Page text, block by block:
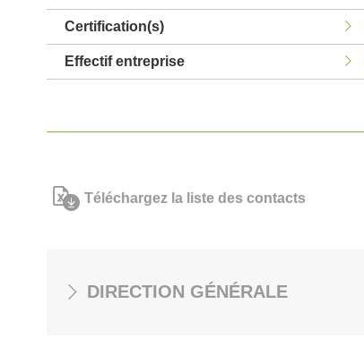
Certification(s)
Effectif entreprise
Téléchargez la liste des contacts
DIRECTION GÉNÉRALE